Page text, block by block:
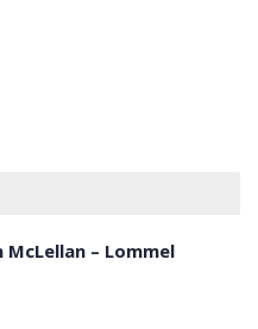
McLellan – Lommel